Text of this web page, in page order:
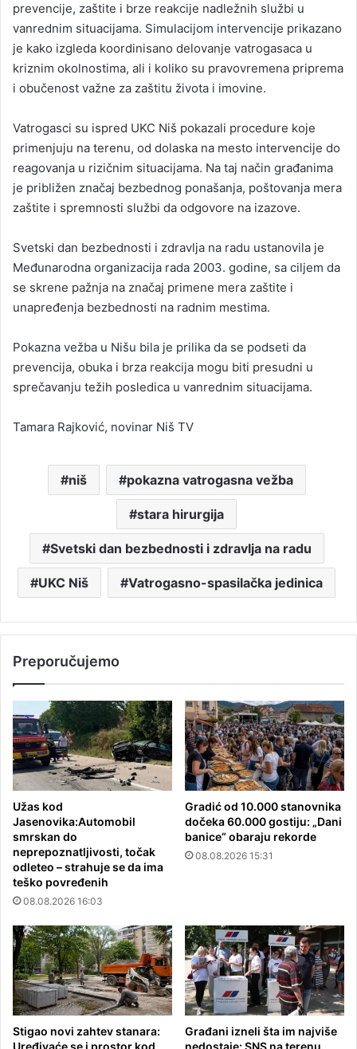
prevencije, zaštite i brze reakcije nadležnih službi u
vanrednim situacijama. Simulacijom intervencije prikazano
je kako izgleda koordinisano delovanje vatrogasaca u
kriznim okolnostima, ali i koliko su pravovremena priprema
i obučenost važne za zaštitu života i imovine.
Vatrogasci su ispred UKC Niš pokazali procedure koje
primenjuju na terenu, od dolaska na mesto intervencije do
reagovanja u rizičnim situacijama. Na taj način građanima
je približen značaj bezbednog ponašanja, poštovanja mera
zaštite i spremnosti službi da odgovore na izazove.
Svetski dan bezbednosti i zdravlja na radu ustanovila je
Međunarodna organizacija rada 2003. godine, sa ciljem da
se skrene pažnja na značaj primene mera zaštite i
unapređenja bezbednosti na radnim mestima.
Pokazna vežba u Nišu bila je prilika da se podseti da
prevencija, obuka i brza reakcija mogu biti presudni u
sprečavanju težih posledica u vanrednim situacijama.
Tamara Rajković, novinar Niš TV
niš pokazna vatrogasna vežba
stara hirurgija
Svetski dan bezbednosti i zdravlja na radu
UKC Niš Vatrogasno-spasilačka jedinica
Preporučujemo
Užas kod
Jasenovika:Automobil
smrskan do
neprepoznatljivosti, točak
odleteo – strahuje se da ima
teško povređenih
08.08.2026 16:03
Gradić od 10.000 stanovnika
dočeka 60.000 gostiju: „Dani
banice“ obaraju rekorde
08.08.2026 15:31
Stigao novi zahtev stanara:
Uređivaće se i prostor kod
Građani izneli šta im najviše
nedostaje: SNS na terenu